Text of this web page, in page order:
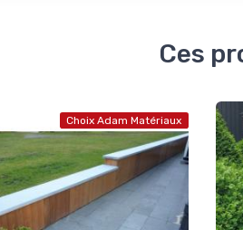
Ces
Choix Adam Matériaux